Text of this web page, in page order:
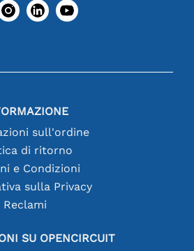
sull'ordine
di ritorno
e Condizioni
sulla Privacy
Reclami
SU OPENCIRCUIT